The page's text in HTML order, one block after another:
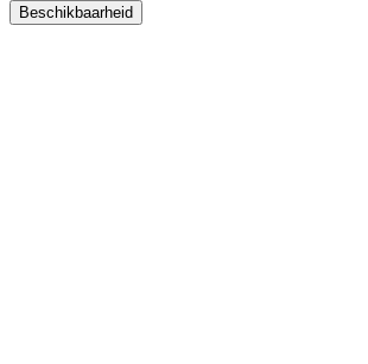
Beschikbaarheid